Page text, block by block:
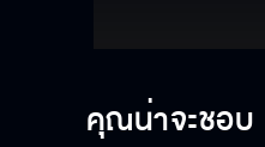
คุณน่าจะชอบ